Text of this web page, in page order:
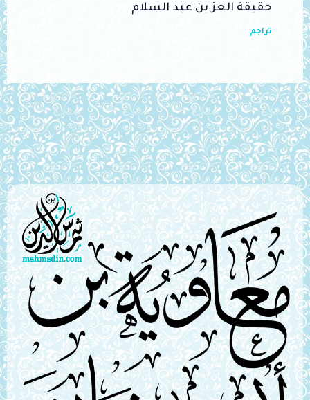
حقيقة العز بن عبد السلام
تراجم